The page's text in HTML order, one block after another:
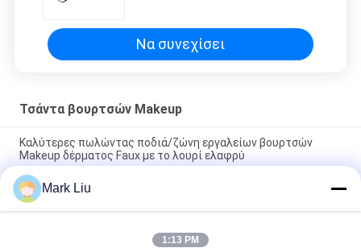
μανδρών περίπτωσης σακουλών
σε σάκκο
Να συνεχίσει
Τσάντα βουρτσών Makeup
Καλύτερες πωλώντας ποδιά/ζώνη εργαλείων βουρτσών
Makeup δέρματος Faux με το λουρί ελαφρύ
PU μολυβιών περίπτωσης σακουλών κυμάτων λωρίδων
φερμουάρ περάτωσης ταξιδιού καλλυντικός Makeup
κάτοχος χαρτικών μανδρών τσαντών χαριτωμένος
Mark Liu
1:13 PM